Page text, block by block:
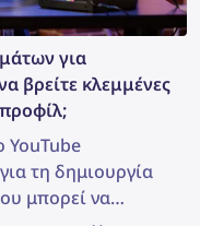
για
βρείτε κλεμμένες
YouTube
τη δημιουργία
μπορεί να